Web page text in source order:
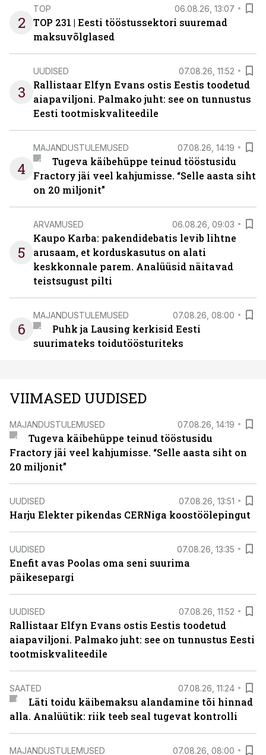
2
TOP 06.08.26, 13:07
TOP 231 | Eesti tööstussektori suuremad
maksuvõlglased
3
UUDISED 07.08.26, 11:52
Rallistaar Elfyn Evans ostis Eestis toodetud
aiapaviljoni. Palmako juht: see on tunnustus
Eesti tootmiskvaliteedile
4
MAJANDUSTULEMUSED 07.08.26, 14:19
Tugeva käibehüppe teinud tööstusidu
Fractory jäi veel kahjumisse. “Selle aasta siht
on 20 miljonit”
5
ARVAMUSED 06.08.26, 09:03
Kaupo Karba: pakendidebatis levib lihtne
arusaam, et korduskasutus on alati
keskkonnale parem. Analüüsid näitavad
teistsugust pilti
6
MAJANDUSTULEMUSED 07.08.26, 08:00
Puhk ja Lausing kerkisid Eesti
suurimateks toidutöösturiteks
VIIMASED UUDISED
MAJANDUSTULEMUSED 07.08.26, 14:19
Tugeva käibehüppe teinud tööstusidu
Fractory jäi veel kahjumisse. “Selle aasta siht on
20 miljonit”
UUDISED 07.08.26, 13:51
Harju Elekter pikendas CERNiga koostöölepingut
UUDISED 07.08.26, 13:35
Enefit avas Poolas oma seni suurima
päikesepargi
UUDISED 07.08.26, 11:52
Rallistaar Elfyn Evans ostis Eestis toodetud
aiapaviljoni. Palmako juht: see on tunnustus Eesti
tootmiskvaliteedile
SAATED 07.08.26, 11:24
Läti toidu käibemaksu alandamine tõi hinnad
alla. Analüütik: riik teeb seal tugevat kontrolli
MAJANDUSTULEMUSED 07.08.26, 08:00